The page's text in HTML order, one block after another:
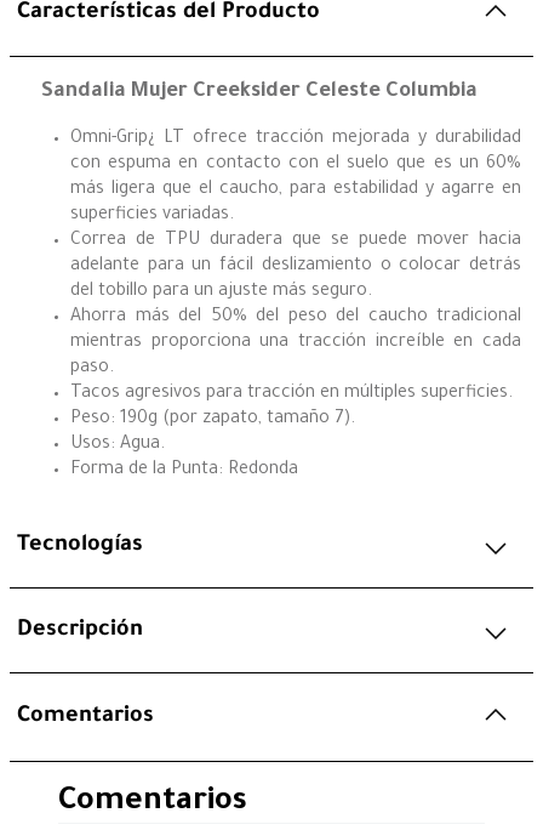
Características del Producto
Sandalia Mujer Creeksider Celeste Columbia
Omni-Grip¿ LT ofrece tracción mejorada y durabilidad
con espuma en contacto con el suelo que es un 60%
más ligera que el caucho, para estabilidad y agarre en
superficies variadas.
Correa de TPU duradera que se puede mover hacia
adelante para un fácil deslizamiento o colocar detrás
del tobillo para un ajuste más seguro.
Ahorra más del 50% del peso del caucho tradicional
mientras proporciona una tracción increíble en cada
paso.
Tacos agresivos para tracción en múltiples superficies.
Peso: 190g (por zapato, tamaño 7).
Usos: Agua.
Forma de la Punta: Redonda
Tecnologías
Descripción
Comentarios
Comentarios